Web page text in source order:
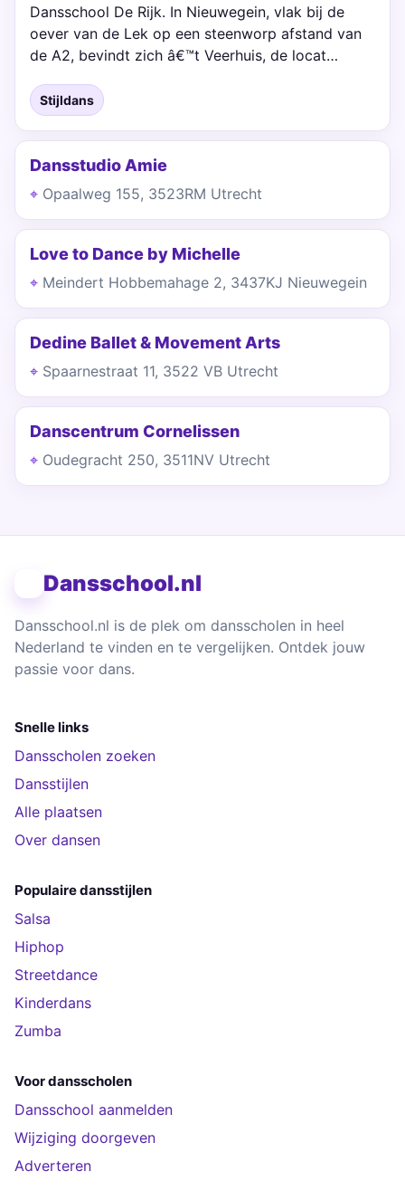
Dansschool De Rijk. In Nieuwegein, vlak bij de
oever van de Lek op een steenworp afstand van
de A2, bevindt zich â€™t Veerhuis, de locat…
Stijldans
Dansstudio Amie
Opaalweg 155, 3523RM Utrecht
Love to Dance by Michelle
Meindert Hobbemahage 2, 3437KJ Nieuwegein
Dedine Ballet & Movement Arts
Spaarnestraat 11, 3522 VB Utrecht
Danscentrum Cornelissen
Oudegracht 250, 3511NV Utrecht
Dansschool.nl
Dansschool.nl is de plek om dansscholen in heel
Nederland te vinden en te vergelijken. Ontdek jouw
passie voor dans.
Snelle links
Dansscholen zoeken
Dansstijlen
Alle plaatsen
Over dansen
Populaire dansstijlen
Salsa
Hiphop
Streetdance
Kinderdans
Zumba
Voor dansscholen
Dansschool aanmelden
Wijziging doorgeven
Adverteren